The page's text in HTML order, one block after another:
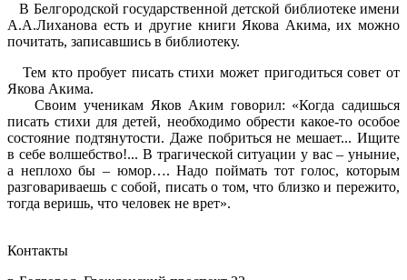
В Белгородской государственной детской библиотеке имени
А.А.Лиханова есть и другие книги Якова Акима, их можно
почитать, записавшись в библиотеку.
Тем кто пробует писать стихи может пригодиться совет от
Якова Акима.
Своим ученикам Яков Аким говорил: «Когда садишься
писать стихи для детей, необходимо обрести какое-то особое
состояние подтянутости. Даже побриться не мешает... Ищите
в себе волшебство!... В трагической ситуации у вас – уныние,
а неплохо бы – юмор…. Надо поймать тот голос, которым
разговариваешь с собой, писать о том, что близко и пережито,
тогда веришь, что человек не врет».
Контакты